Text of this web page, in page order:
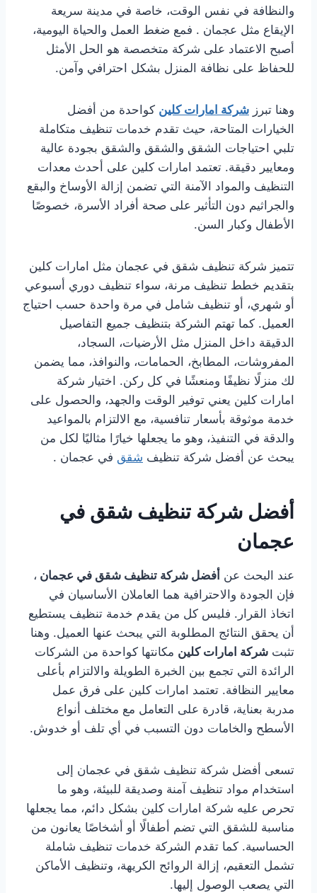
والنظافة في نفس الوقت، خاصة في مدينة سريعة
الإيقاع مثل عجمان . فمع ضغط العمل والحياة اليومية،
أصبح الاعتماد على شركة متخصصة هو الحل الأمثل
للحفاظ على نظافة المنزل بشكل احترافي وآمن.
وهنا تبرز شركة امارات كلين كواحدة من أفضل
الخيارات المتاحة، حيث تقدم خدمات تنظيف متكاملة
تلبي احتياجات الشقق والشقق والشقق بجودة عالية
ومعايير دقيقة. تعتمد امارات كلين على أحدث معدات
التنظيف والمواد الآمنة التي تضمن إزالة الأوساخ والبقع
والجراثيم دون التأثير على صحة أفراد الأسرة، خصوصًا
الأطفال وكبار السن.
تتميز شركة تنظيف شقق في عجمان مثل امارات كلين
بتقديم خطط تنظيف مرنة، سواء تنظيف دوري أسبوعي
أو شهري، أو تنظيف شامل في مرة واحدة حسب احتياج
العميل. كما تهتم الشركة بتنظيف جميع التفاصيل
الدقيقة داخل المنزل مثل الأرضيات، السجاد،
المفروشات، المطابخ، الحمامات، والنوافذ، مما يضمن
لك منزلًا نظيفًا ومنعشًا في كل ركن. اختيار شركة
امارات كلين يعني توفير الوقت والجهد، والحصول على
خدمة موثوقة بأسعار تنافسية، مع الالتزام بالمواعيد
والدقة في التنفيذ، وهو ما يجعلها خيارًا مثاليًا لكل من
يبحث عن أفضل شركة تنظيف شقق في عجمان .
أفضل شركة تنظيف شقق في
عجمان
عند البحث عن أفضل شركة تنظيف شقق في عجمان ،
فإن الجودة والاحترافية هما العاملان الأساسيان في
اتخاذ القرار. فليس كل من يقدم خدمة تنظيف يستطيع
أن يحقق النتائج المطلوبة التي يبحث عنها العميل. وهنا
تثبت شركة امارات كلين مكانتها كواحدة من الشركات
الرائدة التي تجمع بين الخبرة الطويلة والالتزام بأعلى
معايير النظافة. تعتمد امارات كلين على فرق عمل
مدربة بعناية، قادرة على التعامل مع مختلف أنواع
الأسطح والخامات دون التسبب في أي تلف أو خدوش.
تسعى أفضل شركة تنظيف شقق في عجمان إلى
استخدام مواد تنظيف آمنة وصديقة للبيئة، وهو ما
تحرص عليه شركة امارات كلين بشكل دائم، مما يجعلها
مناسبة للشقق التي تضم أطفالًا أو أشخاصًا يعانون من
الحساسية. كما تقدم الشركة خدمات تنظيف شاملة
تشمل التعقيم، إزالة الروائح الكريهة، وتنظيف الأماكن
التي يصعب الوصول إليها.